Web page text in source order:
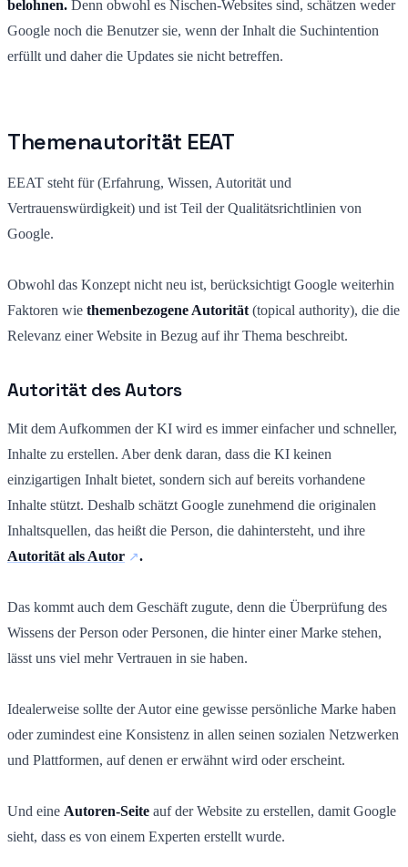
belohnen. Denn obwohl es Nischen-Websites sind, schätzen weder
Google noch die Benutzer sie, wenn der Inhalt die Suchintention
erfüllt und daher die Updates sie nicht betreffen.
Themenautorität EEAT
EEAT steht für (Erfahrung, Wissen, Autorität und
Vertrauenswürdigkeit) und ist Teil der Qualitätsrichtlinien von
Google.
Obwohl das Konzept nicht neu ist, berücksichtigt Google weiterhin
Faktoren wie themenbezogene Autorität (topical authority), die die
Relevanz einer Website in Bezug auf ihr Thema beschreibt.
Autorität des Autors
Mit dem Aufkommen der KI wird es immer einfacher und schneller,
Inhalte zu erstellen. Aber denk daran, dass die KI keinen
einzigartigen Inhalt bietet, sondern sich auf bereits vorhandene
Inhalte stützt. Deshalb schätzt Google zunehmend die originalen
Inhaltsquellen, das heißt die Person, die dahintersteht, und ihre
Autorität als Autor
.
Das kommt auch dem Geschäft zugute, denn die Überprüfung des
Wissens der Person oder Personen, die hinter einer Marke stehen,
lässt uns viel mehr Vertrauen in sie haben.
Idealerweise sollte der Autor eine gewisse persönliche Marke haben
oder zumindest eine Konsistenz in allen seinen sozialen Netzwerken
und Plattformen, auf denen er erwähnt wird oder erscheint.
Und eine Autoren-Seite auf der Website zu erstellen, damit Google
sieht, dass es von einem Experten erstellt wurde.